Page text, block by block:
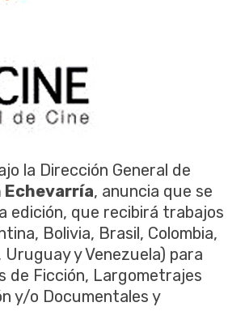
la Dirección General de
Echevarría, anuncia que se
edición, que recibirá trabajos
Bolivia, Brasil, Colombia,
y Venezuela) para
de Ficción, Largometrajes
y/o Documentales y